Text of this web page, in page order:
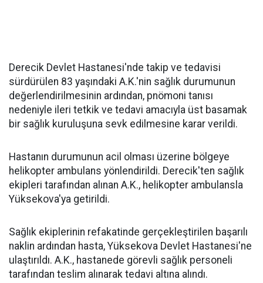
Derecik Devlet Hastanesi'nde takip ve tedavisi
sürdürülen 83 yaşındaki A.K.'nin sağlık durumunun
değerlendirilmesinin ardından, pnömoni tanısı
nedeniyle ileri tetkik ve tedavi amacıyla üst basamak
bir sağlık kuruluşuna sevk edilmesine karar verildi.
Hastanın durumunun acil olması üzerine bölgeye
helikopter ambulans yönlendirildi. Derecik'ten sağlık
ekipleri tarafından alınan A.K., helikopter ambulansla
Yüksekova'ya getirildi.
Sağlık ekiplerinin refakatinde gerçekleştirilen başarılı
naklin ardından hasta, Yüksekova Devlet Hastanesi'ne
ulaştırıldı. A.K., hastanede görevli sağlık personeli
tarafından teslim alınarak tedavi altına alındı.